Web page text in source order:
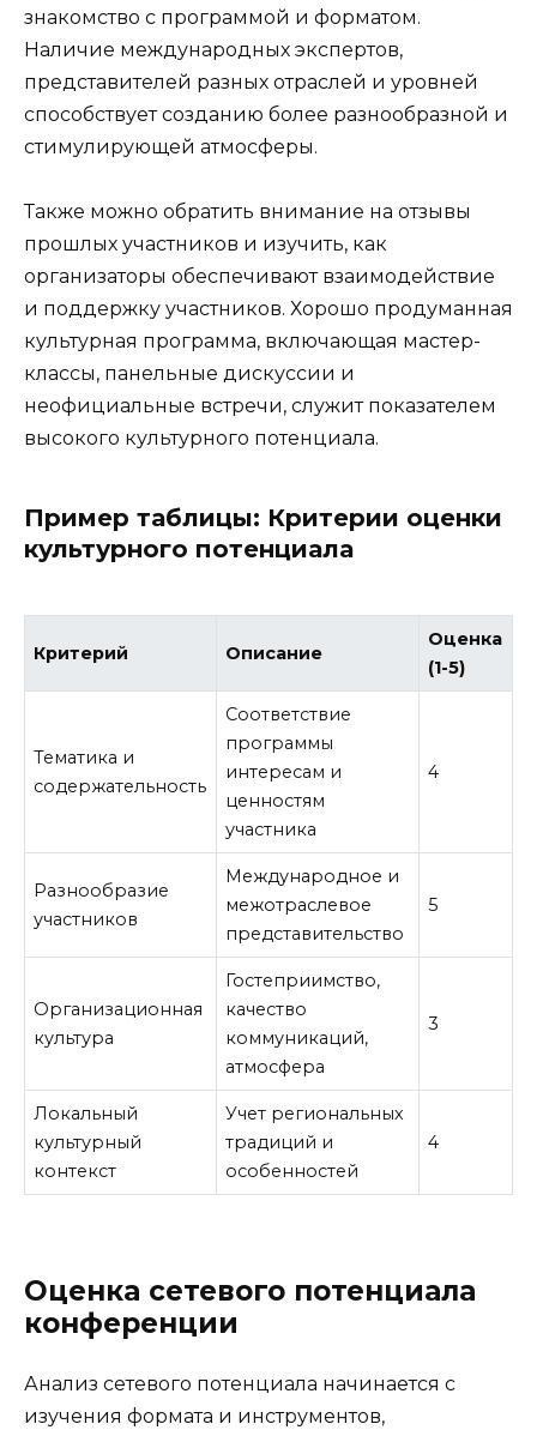
знакомство с программой и форматом.
Наличие международных экспертов,
представителей разных отраслей и уровней
способствует созданию более разнообразной и
стимулирующей атмосферы.
Также можно обратить внимание на отзывы
прошлых участников и изучить, как
организаторы обеспечивают взаимодействие
и поддержку участников. Хорошо продуманная
культурная программа, включающая мастер-
классы, панельные дискуссии и
неофициальные встречи, служит показателем
высокого культурного потенциала.
Пример таблицы: Критерии оценки
культурного потенциала
Критерий Описание
Оценка
(1-5)
Тематика и
содержательность
Соответствие
программы
интересам и
ценностям
участника
4
Разнообразие
участников
Международное и
межотраслевое
представительство
5
Организационная
культура
Гостеприимство,
качество
коммуникаций,
атмосфера
3
Локальный
культурный
контекст
Учет региональных
традиций и
особенностей
4
Оценка сетевого потенциала
конференции
Анализ сетевого потенциала начинается с
изучения формата и инструментов,